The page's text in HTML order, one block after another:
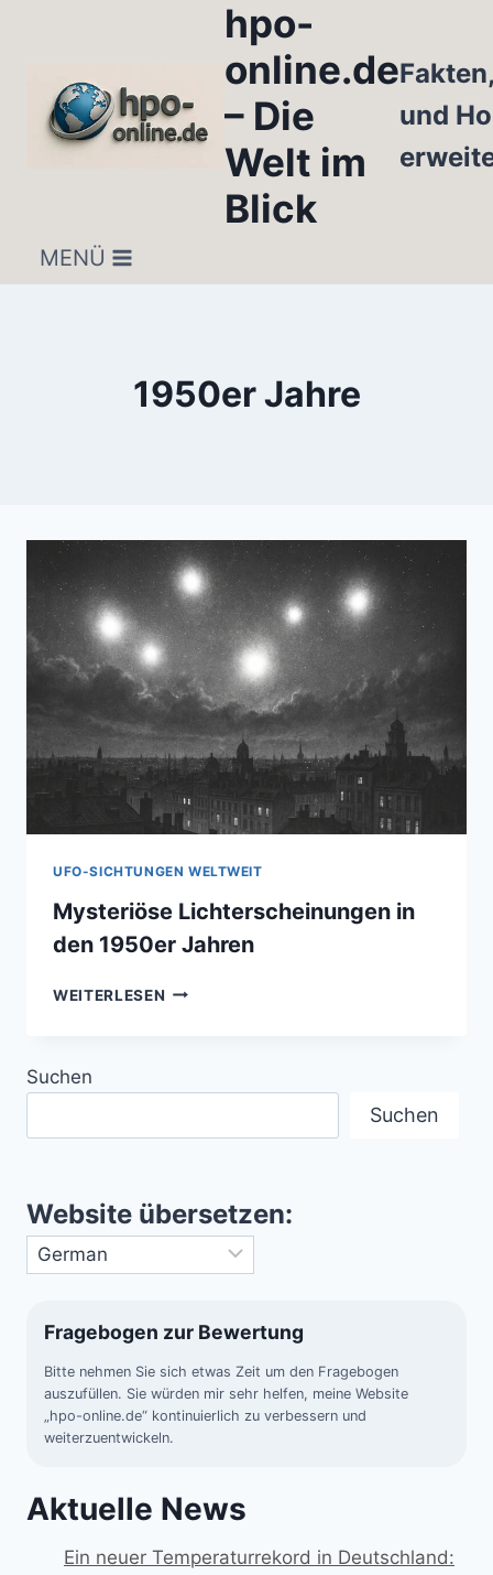
hpo-
online.de
– Die
Welt im
Blick
und
MENÜ
1950er Jahre
UFO-SICHTUNGEN WELTWEIT
Mysteriöse Lichterscheinungen in
den 1950er Jahren
WEITERLESEN MYSTERIÖSE
Suchen
Suchen
Website übersetzen:
Fragebogen zur Bewertung
Bitte nehmen Sie sich etwas Zeit um den Fragebogen
auszufüllen. Sie würden mir sehr helfen, meine Website
„hpo-online.de“ kontinuierlich zu verbessern und
weiterzuentwickeln.
Aktuelle News
Ein neuer Temperaturrekord in Deutschland: